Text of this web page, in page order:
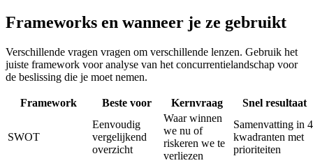
Frameworks en wanneer je ze gebruikt
Verschillende vragen vragen om verschillende lenzen. Gebruik het
juiste framework voor analyse van het concurrentielandschap voor
de beslissing die je moet nemen.
Framework Beste voor Kernvraag Snel resultaat
SWOT
Eenvoudig
vergelijkend
overzicht
Waar winnen
we nu of
riskeren we te
verliezen
Samenvatting in 4
kwadranten met
prioriteiten